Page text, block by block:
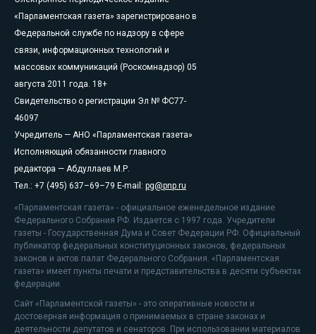
«Парламентская газета» зарегистрировано в
Федеральной службе по надзору в сфере
связи, информационных технологий и
массовых коммуникаций (Роскомнадзор) 05
августа 2011 года. 18+
Свидетельство о регистрации Эл № ФС77-
46097
Учредитель — АНО «Парламентская газета»
Исполняющий обязанности главного
редактора — Абдуллаев М.Р.
Тел.: +7 (495) 637–69–79 E-mail: pg@pnp.ru
«Парламентская газета» - официальное еженедельное издание
Федерального Собрания РФ. Издается с 1997 года. Учредители
газеты - Государственная Дума и Совет Федерации РФ. Официальный
публикатор федеральных конституционных законов, федеральных
законов и актов палат Федерального Собрания. «Парламентская
газета» имеет пункты печати и представительства в десяти субъектах
федерации.
Сайт «Парламентской газеты» - это оперативные новости и
достоверная информация о принимаемых в стране законах и
деятельности депутатов и сенаторов. При использовании материалов